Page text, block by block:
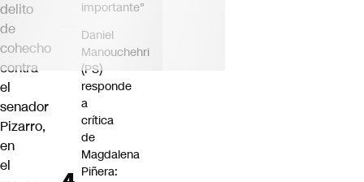
delito
de
cohecho
contra
el
senador
Pizarro,
en
el
importante"
Daniel
Manouchehri
(PS)
responde
a
crítica
de
Magdalena
Piñera: